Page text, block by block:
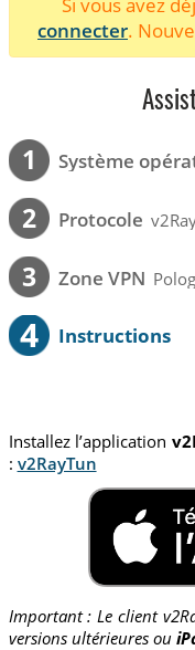
Si vous avez
connecter.
1 Système
2 Protocole
3 Zone VPN
4 Instructions
Installez l’application
: v2RayTun
Important : Le client
versions ultérieures ou